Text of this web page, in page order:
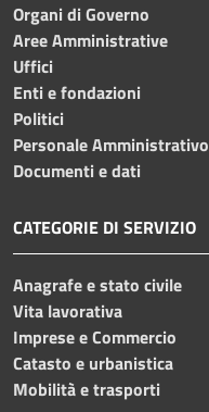
Organi di Governo
Aree Amministrative
Uffici
Enti e fondazioni
Politici
Personale Amministrativo
Documenti e dati
CATEGORIE DI SERVIZIO
Anagrafe e stato civile
Vita lavorativa
Imprese e Commercio
Catasto e urbanistica
Mobilità e trasporti